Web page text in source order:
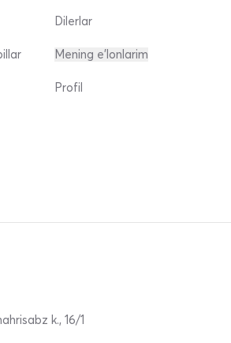
Dilerlar
Mening e'lonlarim
Profil
k., 16/1